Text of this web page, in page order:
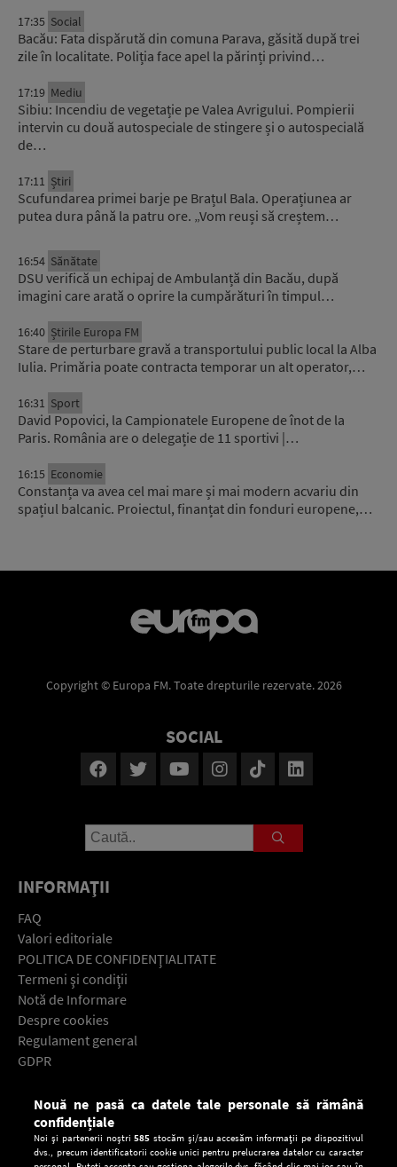
17:35 Social
Bacău: Fata dispărută din comuna Parava, găsită după trei
zile în localitate. Poliția face apel la părinți privind…
17:19 Mediu
Sibiu: Incendiu de vegetație pe Valea Avrigului. Pompierii
intervin cu două autospeciale de stingere și o autospecială
de…
17:11 Știri
Scufundarea primei barje pe Brațul Bala. Operațiunea ar
putea dura până la patru ore. „Vom reuși să creștem…
16:54 Sănătate
DSU verifică un echipaj de Ambulanță din Bacău, după
imagini care arată o oprire la cumpărături în timpul…
16:40 Știrile Europa FM
Stare de perturbare gravă a transportului public local la Alba
Iulia. Primăria poate contracta temporar un alt operator,…
16:31 Sport
David Popovici, la Campionatele Europene de înot de la
Paris. România are o delegație de 11 sportivi |…
16:15 Economie
Constanța va avea cel mai mare și mai modern acvariu din
spațiul balcanic. Proiectul, finanțat din fonduri europene,…
Copyright © Europa FM. Toate drepturile rezervate. 2026
SOCIAL
INFORMAŢII
FAQ
Valori editoriale
POLITICA DE CONFIDENŢIALITATE
Termeni şi condiţii
Notă de Informare
Despre cookies
Regulament general
GDPR
Descarcă gratuit aplicaţia Europa FM pentru smartphone:
Nouă ne pasă ca datele tale personale să rămână
confidențiale
Noi și partenerii noștri585 stocăm și/sau accesăm informații pe dispozitivul
dvs., precum identificatorii cookie unici pentru prelucrarea datelor cu caracter